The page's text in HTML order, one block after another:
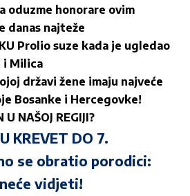
oduzme honorare ovim
danas najteže
Prolio suze kada je ugledao
i Milica
državi žene imaju najveće
Bosanke i Hercegovke!
NAŠOJ REGIJI?
KREVET DO 7.
se obratio porodici:
vidjeti!